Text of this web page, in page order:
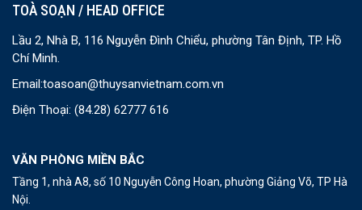
TOÀ SOẠN / HEAD OFFICE
Lầu 2, Nhà B, 116 Nguyễn Đình Chiểu, phường Tân Định, TP. Hồ
Chí Minh.
Email:toasoan@thuysanvietnam.com.vn
Điện Thoại: (84.28) 62777 616
VĂN PHÒNG MIỀN BẮC
Tầng 1, nhà A8, số 10 Nguyễn Công Hoan, phường Giảng Võ, TP Hà
Nội.